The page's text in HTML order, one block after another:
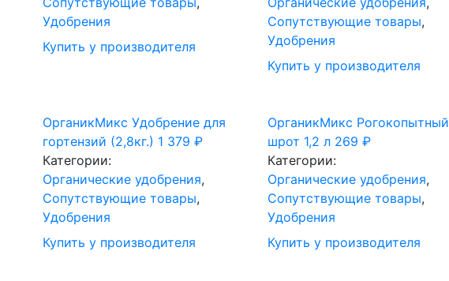
Удобрения
Купить у производителя
Сопутствующие товары,
Удобрения
Купить у производителя
ОрганикМикс Удобрение для
гортензий (2,8кг.) 1 379 ₽
Категории:
Органические удобрения,
Сопутствующие товары,
Удобрения
Купить у производителя
ОрганикМикс Рогокопытный
шрот 1,2 л 269₽
Категории:
Органические удобрения,
Сопутствующие товары,
Удобрения
Купить у производителя